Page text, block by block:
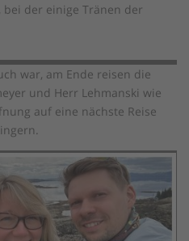
bei der einige Tränen der
war, am Ende reisen die
und Herr Lehmanski wie
auf eine nächste Reise